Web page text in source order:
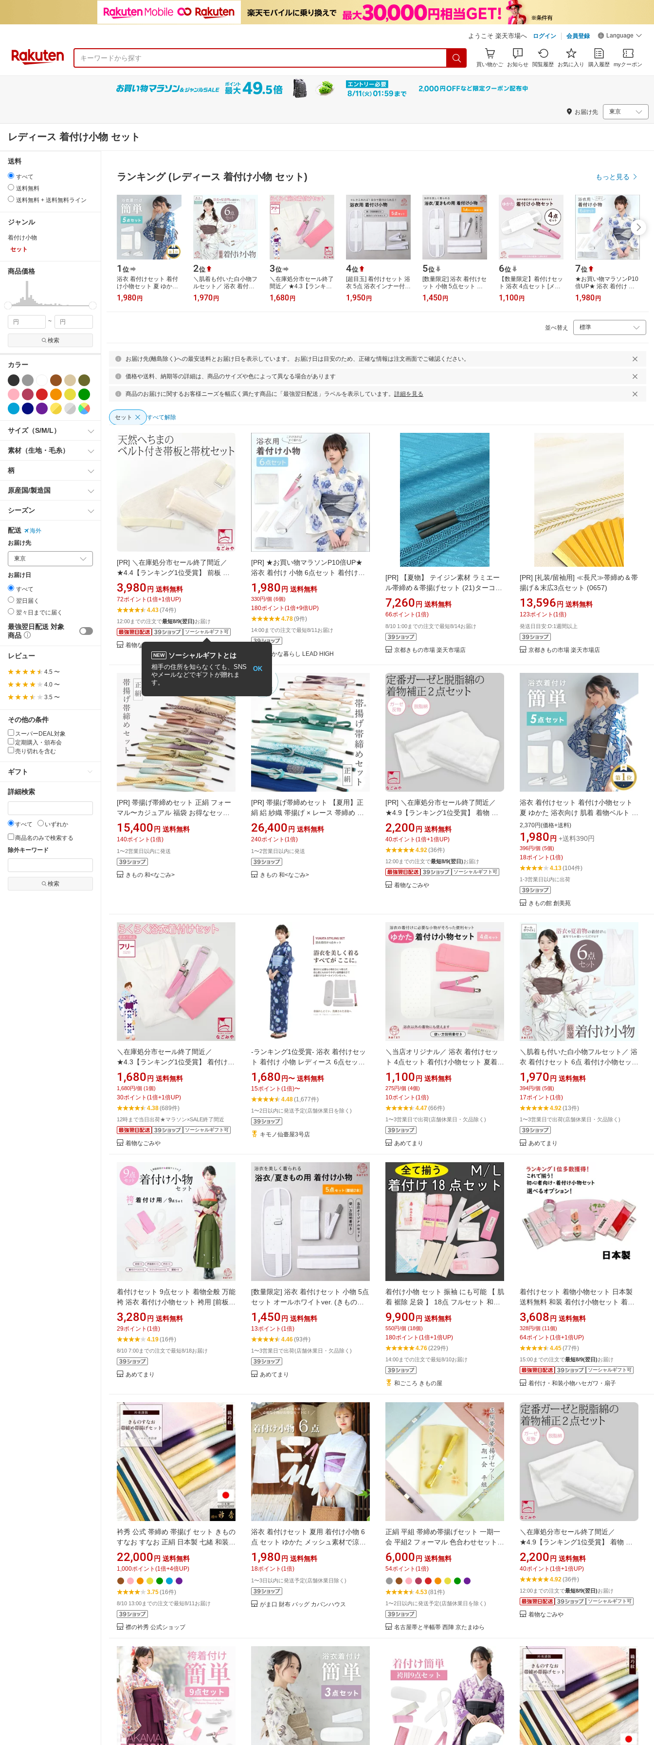
ようこそ 楽天市場へ ログイン 会員登録 Language
買い物かご お知らせ 閲覧履歴 お気に入り 購入履歴 myクーポン
お届け先
レディース 着付け小物 セット
送料
すべて
送料無料
送料無料 + 送料無料ライン
ジャンル
着付け小物
セット
商品価格
~
検索
カラー
サイズ（S/M/L）
素材（生地・毛糸）
柄
原産国/製造国
シーズン
配送
海外
お届け先
お届け日
すべて
翌日届く
翌々日までに届く
最強翌日配送 対象
商品
レビュー
4.5 〜
4.0 〜
3.5 〜
その他の条件
スーパーDEAL対象
定期購入・頒布会
売り切れを含む
ギフト
詳細検索
すべて
いずれか
商品名のみで検索する
除外キーワード
検索
ランキング (レディース 着付け小物 セット) もっと見る
1 位
浴衣 着付けセット 着付
け小物セット 夏 ゆかた
浴衣向け 肌着 着物ベル
ト ウエストベルト メッ
1,980 円
2位
＼肌着も付いた白小物フ
ルセット／ 浴衣 着付け
セット 6点 着付け小物セ
ット 夏 ゆかた 浴衣向け
1,970 円
3位
＼在庫処分市セール終了
間近／ ★4.3【ランキン
グ1位受賞】 着付け小物
セット 浴衣 薄物用 夏用
1,680 円
4位
[超目玉] 着付けセット 浴
衣 5点 浴衣インナー付
フルセット 高機能版 オ
ールホワイト 夏 着付け
1,950 円
5位
[数量限定] 浴衣 着付けセ
ット 小物 5点セット オ
ールホワイトver. (きも
のベルト/メッシュ伊達
1,450 円
6位
【数量限定】着付けセッ
ト 浴衣 4点セット [メッ
シュ前板ベルト付/メッ
シュマジック伊達締め/
1,100 円
7位
★お買い物マラソンP10
倍UP★ 浴衣 着付け 小
物 6点セット 着付けセッ
ト レディース 和装 簡単
1,980 円
並べ替え
お届け先(離島除く)への最安送料とお届け日を表示しています。 お届け日は目安のため、正確な情報は注文画面でご確認ください。
価格や送料、納期等の詳細は、商品のサイズや色によって異なる場合があります
商品のお届けに関するお客様ニーズを幅広く満たす商品に「最強翌日配送」ラベルを表示しています。 詳細を見る
セット すべて解除
[PR] ＼在庫処分市セール終了間近／
★4.4【ランキング1位受賞】 前板 帯
枕 セット 薄物用 夏用 天然 へちま 帯
板 帯枕 2点セット ベルト付き 着付け
小物 夏帯 浴衣帯用 礼装 おしゃれ 女性
★お買い物マラソン★
3,980 円 送料無料
72ポイント (1倍+1倍UP)
4.43(74件)
12:00までの注文で最短8/9(翌日)お届け
ソーシャルギフト可
着物なごみや
[PR] ★お買い物マラソンP10倍UP★
浴衣 着付け 小物 6点セット 着付けセ
ット レディース 和装 簡単 新型 着付け
小物セット 浴衣用 夏着物 伊達締め き
ものベルト モスリン 夏用(浴衣スリッ
プ/腰紐2本/帯板/マジックベルト/着付
けベルト) 送料無料
1,980 円 送料無料
330円/個 (6個)
180ポイント (1倍+9倍UP)
4.78(9件)
14:00までの注文で最短8/11お届け
健やかな暮らし LEAD HIGH
[PR]
【夏物】 テイジン素材 ラミエー
ル帯締め＆帯揚げセット (21)ターコイ
ズ
7,260 円 送料無料
66ポイント (1倍)
8/10 1:00までの注文で最短8/14お届け
京都きもの市場 楽天市場店
[PR] [礼装/留袖用] ≪長尺≫帯締め＆帯
揚げ＆末広3点セット (0657)
13,596 円 送料無料
123ポイント (1倍)
発送日目安:D:1週間以上
京都きもの市場 楽天市場店
[PR] 帯揚げ帯締めセット 正絹 フォー
マル〜カジュアル 福袋 お得なセット
セミフォーマル 礼装 準礼装 洒落
15,400 円 送料無料
140ポイント (1倍)
1〜2営業日以内に発送
きもの 和<なごみ>
[PR] 帯揚げ帯締めセット 【夏用】正
絹 絽 紗織 帯揚げ × レース 帯締め 福
袋 フォーマル セミフォーマル カジュ
アル 洒落 礼装 ひとえ 夏 単衣 均一
26,400 円 送料無料
240ポイント (1倍)
1〜2営業日以内に発送
きもの 和<なごみ>
[PR] ＼在庫処分市セール終了間近／
★4.9【ランキング1位受賞】 着物 補
正生地 通年用 日本製 ガーゼ 生地 反物
＆脱脂綿2点セット 和装 補正 鎖骨 胸
お腹 腰用 きもの インナー 礼装 おしゃ
れ 女性★お買い物マラソン★
2,200 円 送料無料
40ポイント (1倍+1倍UP)
4.92(36件)
12:00までの注文で最短8/9(翌日)お届け
ソーシャルギフト可
着物なごみや
浴衣 着付けセット 着付け小物セット
夏 ゆかた 浴衣向け 肌着 着物ベルト ウ
エストベルト メッシュ 伊達締め 前板
和装小物 メール便
2,370円(価格+送料)
1,980 円 +送料390円
396円/個 (5個)
18ポイント (1倍)
4.13(104件)
1-3営業日以内に出荷
きもの館 創美苑
＼在庫処分市セール終了間近／
★4.3【ランキング1位受賞】 着付け小
物セット 浴衣 薄物用 夏用 訳あり らく
らく 浴衣 着付けセット 和装小物 和装
下着 肌襦袢 ワンピース おしゃれ 女性
★在庫限り お買い物マラソン★
1,680 円 送料無料
1,680円/個 (1個)
30ポイント (1倍+1倍UP)
4.38(689件)
12時まで当日出荷★マラソン×SALE終了間近
ソーシャルギフト可
着物なごみや
-ランキング1位受賞- 浴衣 着付けセッ
ト 着付け 小物 レディース 6点セット
｜腰紐2本・前板・伊達締め・着付け
ベルト・肌着・着付け説明書付き｜初
心者向け 簡単着付け 小物セット 送料
無料
1,680 円〜 送料無料
15ポイント (1倍)〜
4.48(1,677件)
1〜2日以内に発送予定(店舗休業日を除く)
キモノ仙臺屋3号店
＼当店オリジナル／ 浴衣 着付けセッ
ト 4点セット 着付け小物セット 夏着物
メッシュ 4点 浴衣用 着物 ゆかた用 [前
板/マジックベルト/着付ベルト/腰紐] 和
装小物 女性 オールシーズン 通年利用
可 きものベルト コーリンベルト 帯板
メッシュ前板 伊達締め 伊達〆 送料無
料
1,100 円 送料無料
275円/個 (4個)
10ポイント (1倍)
4.47(66件)
1〜3営業日で出荷(店舗休業日・欠品除く)
あめてまり
＼肌着も付いた白小物フルセット／ 浴
衣 着付けセット 6点 着付け小物セット
夏 ゆかた 浴衣向け 肌着 スリップ 着物
ベルト 着付けベルト 腰紐 腰ひも メッ
シュ 伊達締め メッシュ前板 帯板 ベル
ト付 簡単 和装小物 マジックベルト 浴
衣下 下着 オールホワイト 送料無料
1,970 円 送料無料
394円/個 (5個)
17ポイント (1倍)
4.92(13件)
1〜3営業日で出荷(店舗休業日・欠品除く)
あめてまり
着付けセット 9点セット 着物全般 万能
袴 浴衣 着付け小物セット 袴用 [前板/
伊達締め/衿芯/着付けベルト/マジック
ベルト/腰紐4本] 卒業式 着付け小物 和
装小物 女性 卒業袴 振袖 礼装 着物 浴
衣 帯板 モスリン腰紐 コーリンベルト
着物ベルト オリジナル 送料無料
3,280 円 送料無料
29ポイント (1倍)
4.19(16件)
8/10 7:00までの注文で最短8/18お届け
あめてまり
[数量限定] 浴衣 着付けセット 小物 5点
セット オールホワイトver. (きものベ
ルト/メッシュ伊達締め/メッシュ前板
ベルト付/綿モスリン腰紐2本) 改良版
着付け小物セット 女性 夏 着物 ゆかた
用 レディース 帯板 マジックベルト 着
付けベルト 和装小物 送料無料
1,450 円 送料無料
13ポイント (1倍)
4.46(93件)
1〜3営業日で出荷(店舗休業日・欠品除く)
あめてまり
着付け小物 セット 振袖 にも可能 【 肌
着 裾除 足袋 】 18点 フルセット 和装
小物 一式 日本製肌着 きねや足袋【 小
物セット / 肌着セット 】着付けセット
ガーゼ ブロード足袋 和装肌着 留袖 振
袖 礼装 肌襦袢 足袋プレゼント ktk 【
19点 セット 】 wasouset-18
9,900 円 送料無料
550円/個 (18個)
180ポイント (1倍+1倍UP)
4.76(229件)
14:00までの注文で最短8/10お届け
和ごころ きもの屋
着付けセット 着物小物セット 日本製
送料無料 和装 着付け小物セット 着物
着付け 初心者 レディース 伊達締め 肌
着 帯枕 帯板 前板 後板 衿芯 腰紐 足袋
着物 肌着 和装小物 成人式 卒業式 入学
式 袴 留袖 訪問着 小紋 浴衣 小学生 ジ
ュニア
3,608 円 送料無料
328円/個 (11個)
64ポイント (1倍+1倍UP)
4.45(77件)
15:00までの注文で最短8/9(翌日)お届け
ソーシャルギフト可
着付け・和装小物ハセガワ・扇子
衿秀 公式 帯締め 帯揚げ セット きもの
すなお すなお 正絹 日本製 七緒 和装小
物 和小物 えりひで 襟の衿秀 帯揚げ帯
締めセット tb
22,000 円 送料無料
1,000ポイント (1倍+4倍UP)
3.75(16件)
8/10 13:00までの注文で最短8/11お届け
襟の衿秀 公式ショップ
浴衣 着付けセット 夏用 着付け小物 6
点 セット ゆかた メッシュ素材で涼し
く着付け 腰紐（2本）/メッシュ伊達締
め/メッシュ前板（ベルト付き）/ゆか
た下 スリップ 浴衣用肌着 白 婦人用
1,980 円 送料無料
18ポイント (1倍)
1〜3日以内に発送予定(店舗休業日除く)
がま口 財布 バッグ カバンハウス
正絹 平組 帯締め帯揚げセット 一期一
会 平組2 フォーマル 色合わせセット
シルク
6,000 円 送料無料
54ポイント (1倍)
4.53(81件)
1〜2日以内に発送予定(店舗休業日を除く)
名古屋帯と半幅帯 西陣 京たまゆら
＼在庫処分市セール終了間近／
★4.9【ランキング1位受賞】 着物 補
正生地 通年用 日本製 ガーゼ 生地 反物
＆脱脂綿2点セット 和装 補正 鎖骨 胸
お腹 腰用 きもの インナー 礼装 おしゃ
れ 女性★お買い物マラソン★
2,200 円 送料無料
40ポイント (1倍+1倍UP)
4.92(36件)
12:00までの注文で最短8/9(翌日)お届け
ソーシャルギフト可
着物なごみや
NEW ソーシャルギフトとは
相手の住所を知らなくても、SNS
やメールなどでギフトが贈れま
す。
OK